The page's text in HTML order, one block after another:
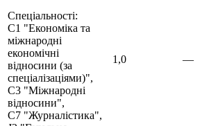
Спеціальності:
С1 "Економіка та
міжнародні
економічні
відносини (за
спеціалізаціями)",
C3 "Міжнародні
відносини",
С7 "Журналістика",
1,0 —